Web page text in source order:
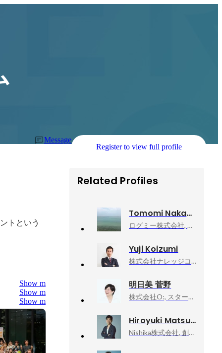
Message
Register to view full profile
トという
Show more
Show more
Show more
Related Profiles
Tomomi Nakagawara
ログミー株式会社, メディア本部
Yuji Koizumi
株式会社ナレッジコミュニケーション, 取締役副社長COO
明日美 菅野
株式会社O:, スタートアップバックオフィス〜コーポレートマネージャー／HRパートナー／カスタマーサクセスなど
Hiroyuki Matsuda
Nishika株式会社, 創業者 / 代表取締役 CTO